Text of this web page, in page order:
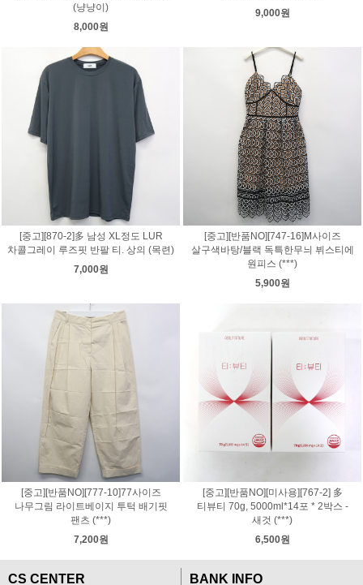
(냥냥이)
8,000원
9,000원
[중고][870-2]多 남성 XL정도 LUR
차콜그레이 루즈핏 반팔 티. 상의 (목련)
7,000원
[중고][반품NO][747-16]M사이즈
살구색바탕/블랙 독특한무늬 뷔스티에
원피스 (***)
5,900원
[중고][반품NO][777-10]77사이즈
나무그림 라이트베이지 투턱 배기핏
팬츠 (***)
7,200원
[중고][반품NO][미사용][767-2] 多
티뷰티 70g, 5000ml*14포 * 2박스 -
새것 (***)
6,500원
CS CENTER BANK INFO